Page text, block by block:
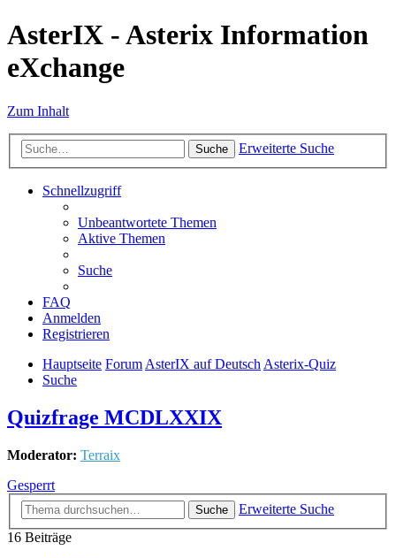
AsterIX - Asterix Information
eXchange
Zum Inhalt
Suche Erweiterte Suche
Schnellzugriff
Unbeantwortete Themen
Aktive Themen
Suche
FAQ
Anmelden
Registrieren
Hauptseite ForumAsterIX auf DeutschAsterix-Quiz
Suche
Quizfrage MCDLXXIX
Moderator: Terraix
Gesperrt
Suche
Erweiterte Suche
16 Beiträge